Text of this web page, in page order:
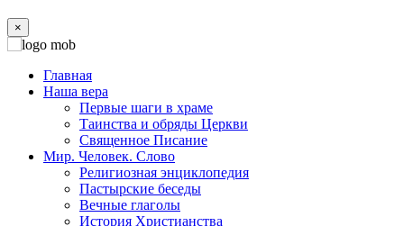
×
Главная
Наша вера
Первые шаги в храме
Таинства и обряды Церкви
Священное Писание
Мир. Человек. Слово
Религиозная энциклопедия
Пастырские беседы
Вечные глаголы
История Христианства